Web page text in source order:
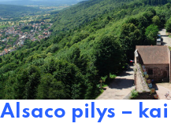
Alsaco pilys –